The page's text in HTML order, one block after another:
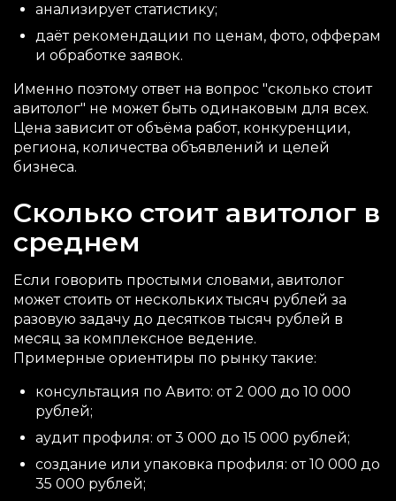
анализирует статистику;
даёт рекомендации по ценам, фото, офферам
и обработке заявок.
Именно поэтому ответ на вопрос "сколько стоит
авитолог" не может быть одинаковым для всех.
Цена зависит от объёма работ, конкуренции,
региона, количества объявлений и целей
бизнеса.
Сколько стоит авитолог в
среднем
Если говорить простыми словами, авитолог
может стоить от нескольких тысяч рублей за
разовую задачу до десятков тысяч рублей в
месяц за комплексное ведение.
Примерные ориентиры по рынку такие:
консультация по Авито: от 2 000 до 10 000
рублей;
аудит профиля: от 3 000 до 15 000 рублей;
создание или упаковка профиля: от 10 000 до
35 000 рублей;